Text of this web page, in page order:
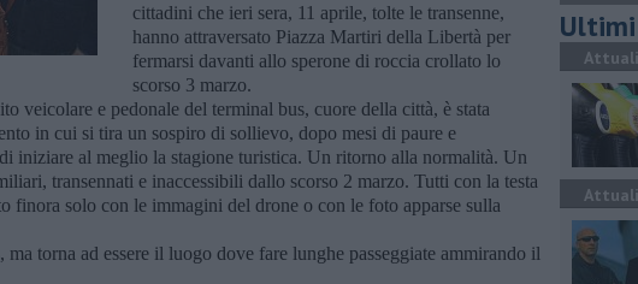
cittadini che ieri sera, 11 aprile, tolte le transenne,
hanno attraversato Piazza Martiri della Libertà per
fermarsi davanti allo sperone di roccia crollato lo
scorso 3 marzo.
veicolare e pedonale del terminal bus, cuore della città, è stata
in cui si tira un sospiro di sollievo, dopo mesi di paure e
iniziare al meglio la stagione turistica. Un ritorno alla normalità. Un
transennati e inaccessibili dallo scorso 2 marzo. Tutti con la testa
finora solo con le immagini del drone o con le foto apparse sulla
torna ad essere il luogo dove fare lunghe passeggiate ammirando il